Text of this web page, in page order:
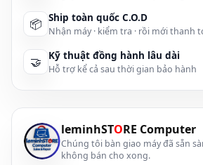
📦 Ship toàn quốc C.O.D
Nhận máy · kiểm tra · rồi mới thanh
🤝 Kỹ thuật đồng hành lâu dài
Hỗ trợ kể cả sau thời gian bảo hành
leminhSTORE Computer
Chúng tôi bàn giao máy đã sẵn
không bán cho xong.